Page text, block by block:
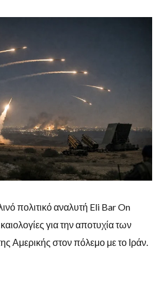
πολιτικό αναλυτή Eli Bar On
για την αποτυχία των
Αμερικής στον πόλεμο με το Ιράν.